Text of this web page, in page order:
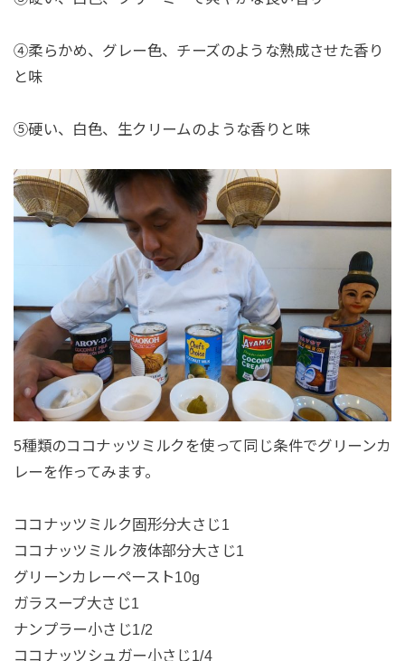
④柔らかめ、グレー色、チーズのような熟成させた香り
と味
⑤硬い、白色、生クリームのような香りと味
5種類のココナッツミルクを使って同じ条件でグリーンカ
レーを作ってみます。
ココナッツミルク固形分大さじ1
ココナッツミルク液体部分大さじ1
グリーンカレーペースト10g
ガラスープ大さじ1
ナンプラー小さじ1/2
ココナッツシュガー小さじ1/4